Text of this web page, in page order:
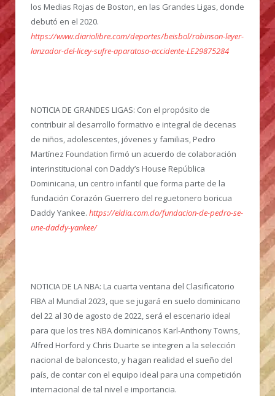
los Medias Rojas de Boston, en las Grandes Ligas, donde
debutó en el 2020.
https://www.diariolibre.com/deportes/beisbol/robinson-leyer-
lanzador-del-licey-sufre-aparatoso-accidente-LE29875284
NOTICIA DE GRANDES LIGAS: Con el propósito de
contribuir al desarrollo formativo e integral de decenas
de niños, adolescentes, jóvenes y familias, Pedro
Martínez Foundation firmó un acuerdo de colaboración
interinstitucional con Daddy’s House República
Dominicana, un centro infantil que forma parte de la
fundación Corazón Guerrero del reguetonero boricua
Daddy Yankee. https://eldia.com.do/fundacion-de-pedro-se-
une-daddy-yankee/
NOTICIA DE LA NBA: La cuarta ventana del Clasificatorio
FIBA al Mundial 2023, que se jugará en suelo dominicano
del 22 al 30 de agosto de 2022, será el escenario ideal
para que los tres NBA dominicanos Karl-Anthony Towns,
Alfred Horford y Chris Duarte se integren a la selección
nacional de baloncesto, y hagan realidad el sueño del
país, de contar con el equipo ideal para una competición
internacional de tal nivel e importancia.